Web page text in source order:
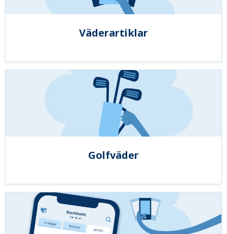
Väderartiklar
Golfväder